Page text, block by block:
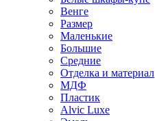
Венге
Размер
Маленькие
Большие
Средние
Отделка и материал
МДФ
Пластик
Alvic Luxe